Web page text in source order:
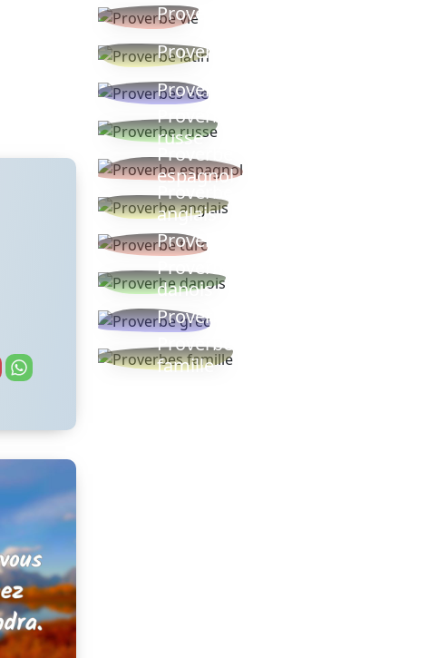
Proverbe vie
Proverbe latin
Proverbes ete
Proverbe
russe
Proverbe
espagnol
Proverbe
anglais
Proverbe turc
Proverbe
danois
Proverbe grec
Proverbes
famille